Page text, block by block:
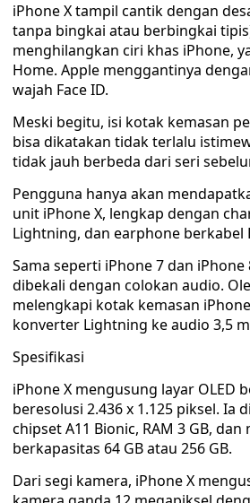
iPhone X tampil cantik dengan
tanpa bingkai atau berbingkai
menghilangkan ciri khas iPhone,
Home. Apple menggantinya
wajah Face ID.
Meski begitu, isi kotak kemasan
bisa dikatakan tidak terlalu
tidak jauh berbeda dari seri
Pengguna hanya akan
unit iPhone X, lengkap dengan
Lightning, dan earphone berkabel
Sama seperti iPhone 7 dan iPhone
dibekali dengan colokan audio.
melengkapi kotak kemasan
konverter Lightning ke audio 3,5
Spesifikasi
iPhone X mengusung layar OLED
beresolusi 2.436 x 1.125 piksel. Ia
chipset A11 Bionic, RAM 3 GB,
berkapasitas 64 GB atau 256 GB.
Dari segi kamera, iPhone X